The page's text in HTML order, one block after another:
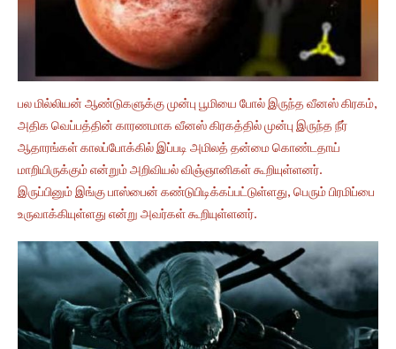
பல மில்லியன் ஆண்டுகளுக்கு முன்பு பூமியை போல் இருந்த வீனஸ் கிரகம்,
அதிக வெப்பத்தின் காரணமாக வீனஸ் கிரகத்தில் முன்பு இருந்த நீர்
ஆதாரங்கள் காலப்போக்கில் இப்படி அமிலத் தன்மை கொண்டதாய்
மாறியிருக்கும் என்றும் அறிவியல் விஞ்ஞானிகள் கூறியுள்ளனர்.
இருப்பினும் இங்கு பாஸ்பைன் கண்டுபிடிக்கப்பட்டுள்ளது, பெரும் பிரமிப்பை
உருவாக்கியுள்ளது என்று அவர்கள் கூறியுள்ளனர்.